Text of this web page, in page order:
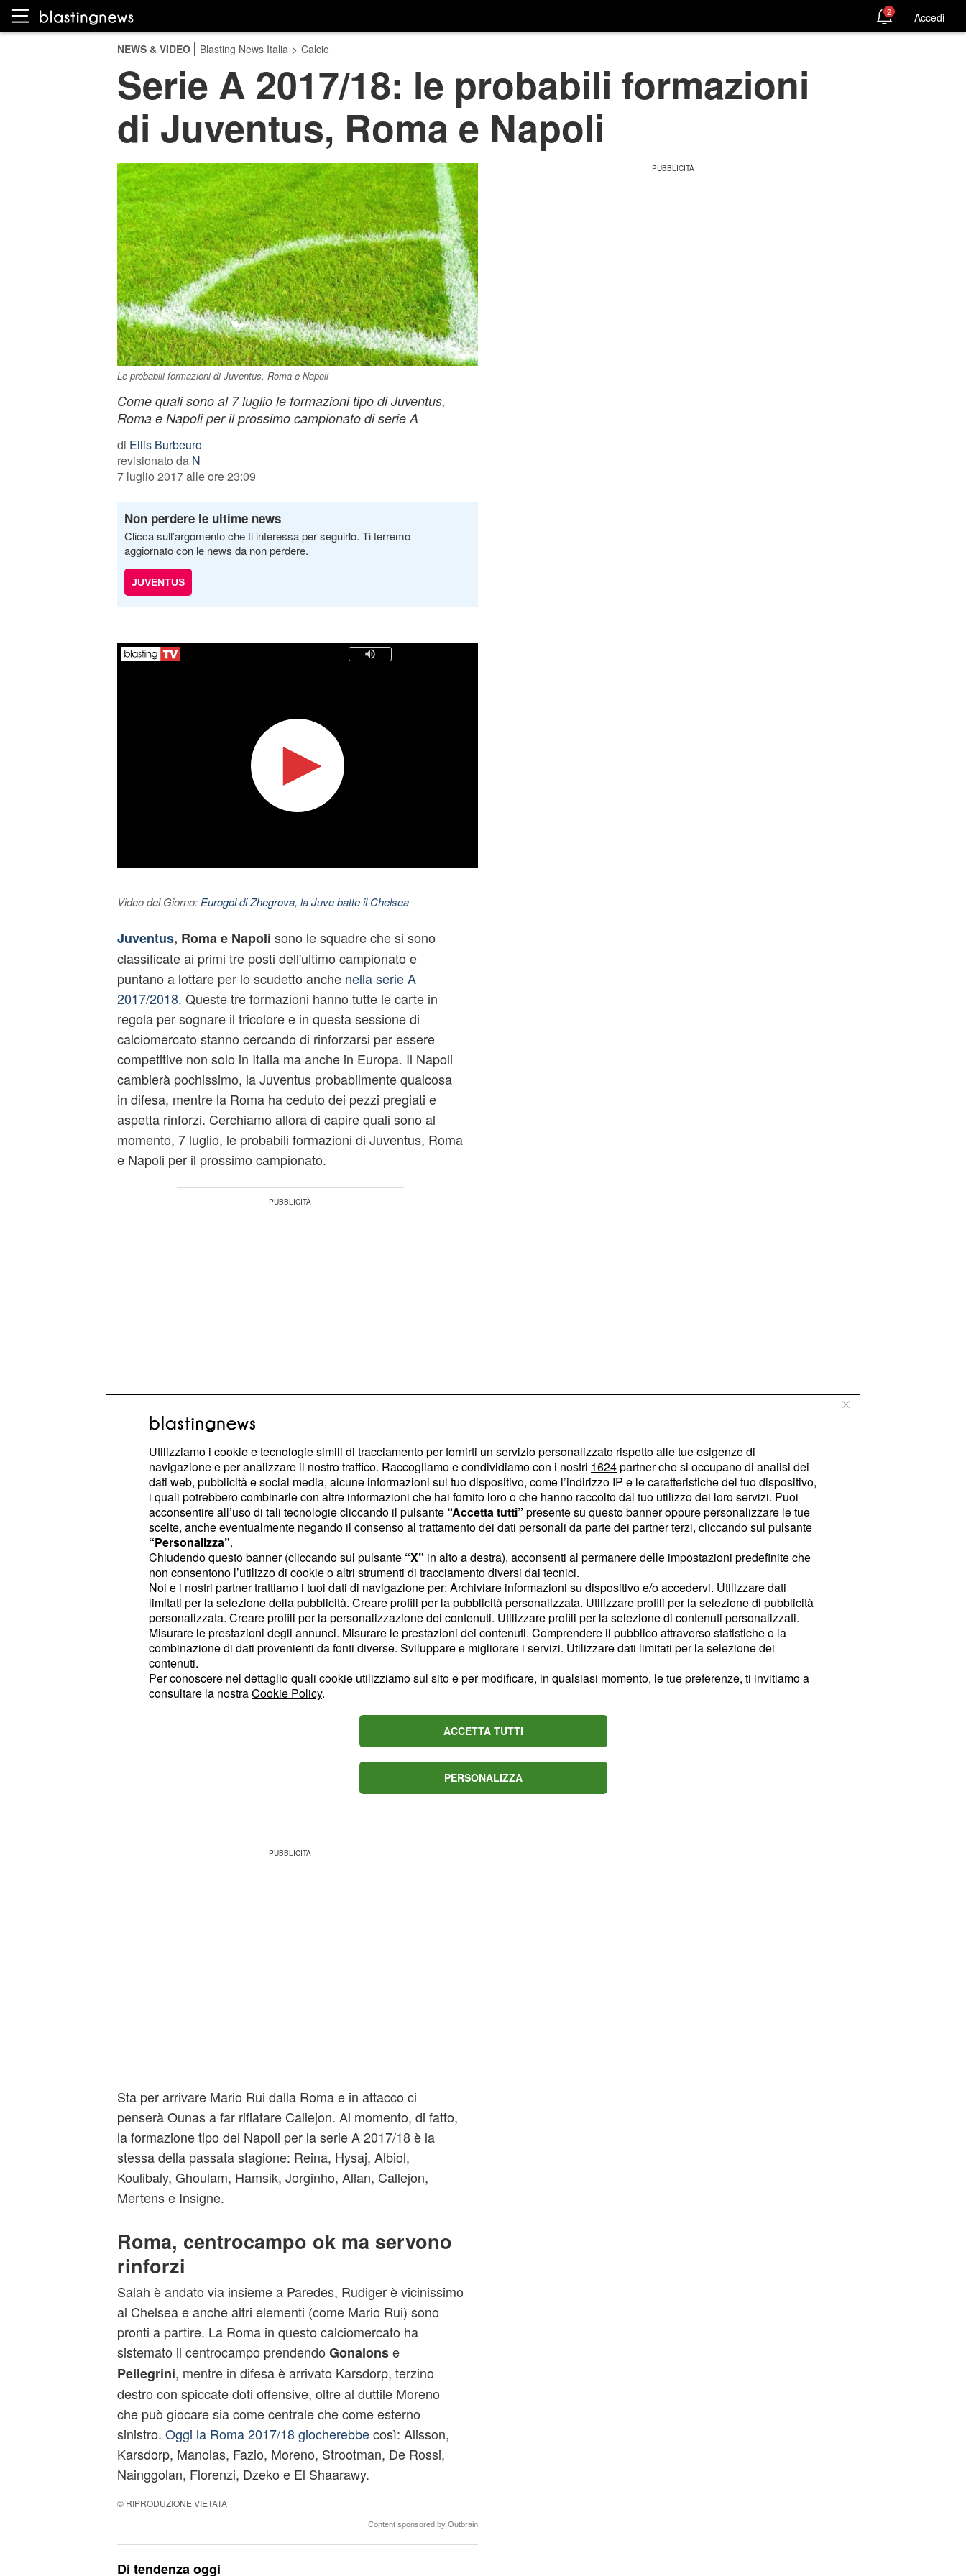
2 Accedi
NEWS & VIDEO Blasting News Italia > Calcio
Serie A 2017/18: le probabili formazioni
di Juventus, Roma e Napoli
Le probabili formazioni di Juventus, Roma e Napoli
Come quali sono al 7 luglio le formazioni tipo di Juventus,
Roma e Napoli per il prossimo campionato di serie A
di Ellis Burbeuro
revisionato da N
7 luglio 2017 alle ore 23:09
Non perdere le ultime news
Clicca sull’argomento che ti interessa per seguirlo. Ti terremo
aggiornato con le news da non perdere.
JUVENTUS
Video del Giorno: Eurogol di Zhegrova, la Juve batte il Chelsea
Juventus, Roma e Napoli sono le squadre che si sono
classificate ai primi tre posti dell'ultimo campionato e
puntano a lottare per lo scudetto anche nella serie A
2017/2018. Queste tre formazioni hanno tutte le carte in
regola per sognare il tricolore e in questa sessione di
calciomercato stanno cercando di rinforzarsi per essere
competitive non solo in Italia ma anche in Europa. Il Napoli
cambierà pochissimo, la Juventus probabilmente qualcosa
in difesa, mentre la Roma ha ceduto dei pezzi pregiati e
aspetta rinforzi. Cerchiamo allora di capire quali sono al
momento, 7 luglio, le probabili formazioni di Juventus, Roma
e Napoli per il prossimo campionato.
Juventus: servono due terzini
Finora il calciomercato della Juventus non ha portato grandi
novità, ma non bisogna dimenticare che i bianconeri hanno
vinto lo scudetto e sono arrivati ad un soffio dalla
Champions League, non hanno bisogno di cambiare molto.
Dani Alvesperò ha rescisso e Alex Sandro sembra essere
ad un passo dal Chelsea, ecco perché la priorità della
Juventus in questo mercato sarà l'arrivo di due terzini:
piacciono De Sciglio e Danilo. Al momento l'undici
bianconero sarebbe il seguente: Buffon, Lichtsteiner,
Bonucci, Chiellini, Alex Sandro, Khedira, Pjanic, Cuadrado,
Dybala, Mandzukic e Higuain.
Napoli, calciomercato senza grandi
Anche il Napoli non cambierà molto in questo calciomercato,
gioca a meraviglia e forse ha
Sta per arrivare Mario Rui dalla Roma e in attacco ci
penserà Ounas a far rifiatare Callejon. Al momento, di fatto,
la formazione tipo del Napoli per la serie A 2017/18 è la
stessa della passata stagione: Reina, Hysaj, Albiol,
Koulibaly, Ghoulam, Hamsik, Jorginho, Allan, Callejon,
Mertens e Insigne.
Roma, centrocampo ok ma servono
rinforzi
Salah è andato via insieme a Paredes, Rudiger è vicinissimo
al Chelsea e anche altri elementi (come Mario Rui) sono
pronti a partire. La Roma in questo calciomercato ha
sistemato il centrocampo prendendo Gonalonse
Pellegrini, mentre in difesa è arrivato Karsdorp, terzino
destro con spiccate doti offensive, oltre al duttile Moreno
che può giocare sia come centrale che come esterno
sinistro. Oggi la Roma 2017/18 giocherebbecosì: Alisson,
Karsdorp, Manolas, Fazio, Moreno, Strootman, De Rossi,
Nainggolan, Florenzi, Dzeko e El Shaarawy.
© RIPRODUZIONE VIETATA
Content sponsored by Outbrain
Di tendenza oggi
Utilizziamo i cookie e tecnologie simili di tracciamento per fornirti un servizio personalizzato rispetto alle tue esigenze di
navigazione e per analizzare il nostro traffico. Raccogliamo e condividiamo con i nostri 1624partner che si occupano di analisi dei
dati web, pubblicità e social media, alcune informazioni sul tuo dispositivo, come l’indirizzo IP e le caratteristiche del tuo dispositivo,
i quali potrebbero combinarle con altre informazioni che hai fornito loro o che hanno raccolto dal tuo utilizzo dei loro servizi. Puoi
acconsentire all’uso di tali tecnologie cliccando il pulsante “Accetta tutti” presente su questo banner oppure personalizzare le tue
scelte, anche eventualmente negando il consenso al trattamento dei dati personali da parte dei partner terzi, cliccando sul pulsante
“Personalizza”.
Chiudendo questo banner (cliccando sul pulsante “X” in alto a destra), acconsenti al permanere delle impostazioni predefinite che
non consentono l’utilizzo di cookie o altri strumenti di tracciamento diversi dai tecnici.
Noi e i nostri partner trattiamo i tuoi dati di navigazione per: Archiviare informazioni su dispositivo e/o accedervi. Utilizzare dati
limitati per la selezione della pubblicità. Creare profili per la pubblicità personalizzata. Utilizzare profili per la selezione di pubblicità
personalizzata. Creare profili per la personalizzazione dei contenuti. Utilizzare profili per la selezione di contenuti personalizzati.
Misurare le prestazioni degli annunci. Misurare le prestazioni dei contenuti. Comprendere il pubblico attraverso statistiche o la
combinazione di dati provenienti da fonti diverse. Sviluppare e migliorare i servizi. Utilizzare dati limitati per la selezione dei
contenuti.
Per conoscere nel dettaglio quali cookie utilizziamo sul sito e per modificare, in qualsiasi momento, le tue preferenze, ti invitiamo a
consultare la nostraCookie Policy.
ACCETTA TUTTI
PERSONALIZZA